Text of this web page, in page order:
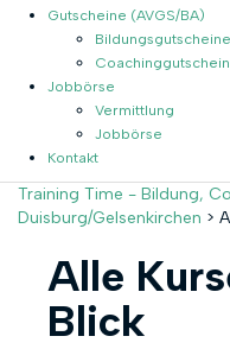
Gutscheine (AVGS/BA)
Jobbörse
Vermittlung
Jobbörse
Kontakt
Training Time - Bildung,
Duisburg/Gelsenkirchen >
Alle
Blick